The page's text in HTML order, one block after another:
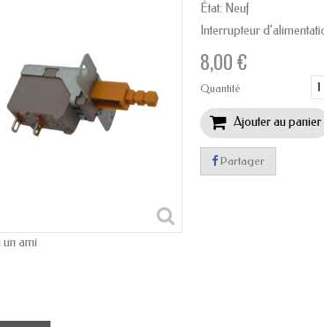
un ami
État: Neuf
Interrupteur
8,00 €
Quantité
Ajouter au panier
Partager